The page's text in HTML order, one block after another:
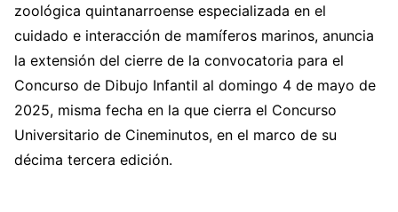
zoológica quintanarroense especializada en el
cuidado e interacción de mamíferos marinos, anuncia
la extensión del cierre de la convocatoria para el
Concurso de Dibujo Infantil al domingo 4 de mayo de
2025, misma fecha en la que cierra el Concurso
Universitario de Cineminutos, en el marco de su
décima tercera edición.